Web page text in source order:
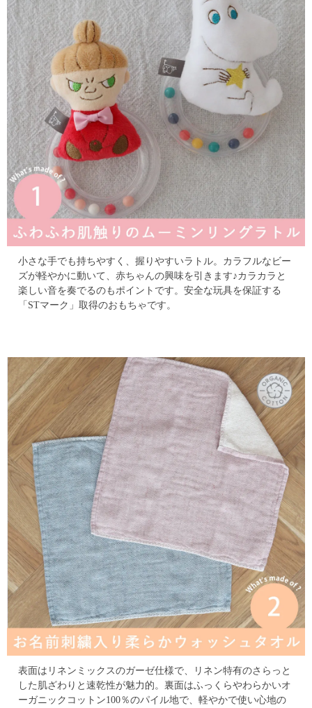
小さな手でも持ちやすく、握りやすいラトル。 カラフルなビー
ズが軽やかに動いて、赤ちゃんの興味を引きます♪カラカラと
楽しい音を奏でるのもポイントです。 安全な玩具を保証する
「STマーク」取得のおもちゃです。
表面はリネンミックスのガーゼ仕様で、リネン特有のさらっと
した肌ざわりと速乾性が魅力的。 裏面はふっくらやわらかいオ
ーガニックコットン100％のパイル地で、軽やかで使い心地の